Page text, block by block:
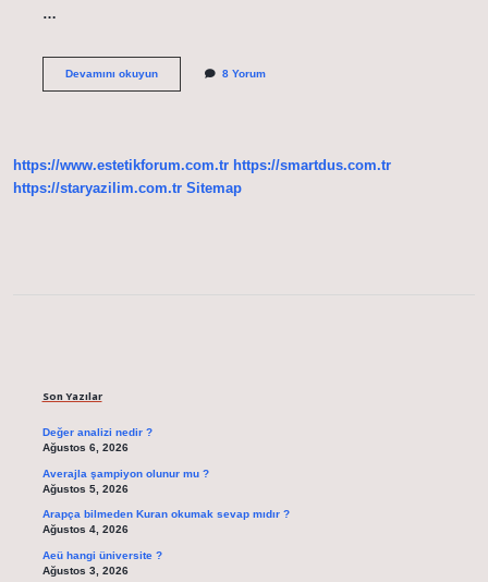
…
Devamını okuyunZayıflamak 8 Yorum
https://www.estetikforum.com.tr https://smartdus.com.tr
https://staryazilim.com.tr Sitemap
Son Yazılar
Değer analizi nedir ?
Ağustos 6, 2026
Averajla şampiyon olunur mu ?
Ağustos 5, 2026
Arapça bilmeden Kuran okumak sevap mıdır ?
Ağustos 4, 2026
Aeü hangi üniversite ?
Ağustos 3, 2026